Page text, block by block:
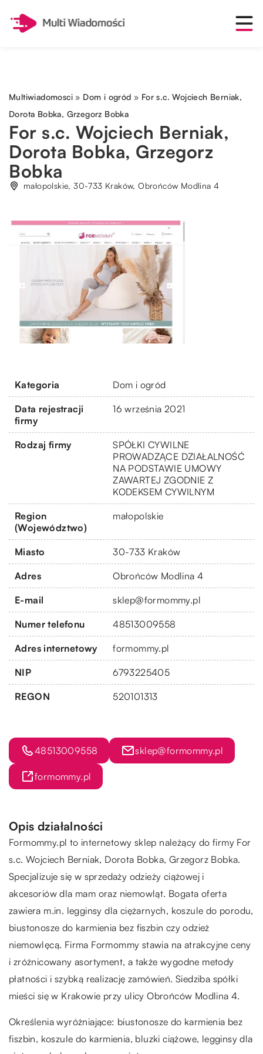
Multiwiadomosci » Dom i ogród » For s.c. Wojciech Berniak,
Dorota Bobka, Grzegorz Bobka
For s.c. Wojciech Berniak,
Dorota Bobka, Grzegorz
Bobka
małopolskie, 30-733 Kraków, Obrońców Modlina 4
Kategoria Dom i ogród
Data rejestracji
firmy
16 września 2021
Rodzaj firmy
SPÓŁKI CYWILNE
PROWADZĄCE DZIAŁALNOŚĆ
NA PODSTAWIE UMOWY
ZAWARTEJ ZGODNIE Z
KODEKSEM CYWILNYM
Region
(Województwo)
małopolskie
Miasto 30-733 Kraków
Adres Obrońców Modlina 4
E-mail sklep@formommy.pl
Numer telefonu 48513009558
Adres internetowy formommy.pl
NIP 6793225405
REGON 520101313
48513009558 sklep@formommy.pl
formommy.pl
Opis działalności
Formommy.pl to internetowy sklep należący do firmy For
s.c. Wojciech Berniak, Dorota Bobka, Grzegorz Bobka.
Specjalizuje się w sprzedaży odzieży ciążowej i
akcesoriów dla mam oraz niemowląt. Bogata oferta
zawiera m.in. legginsy dla ciężarnych, koszule do porodu,
biustonosze do karmienia bez fiszbin czy odzież
niemowlęcą. Firma Formommy stawia na atrakcyjne ceny
i zróżnicowany asortyment, a także wygodne metody
płatności i szybką realizację zamówień. Siedziba spółki
mieści się w Krakowie przy ulicy Obrońców Modlina 4.
Określenia wyróżniające: biustonosze do karmienia bez
fiszbin, koszule do karmienia, bluzki ciążowe, legginsy dla